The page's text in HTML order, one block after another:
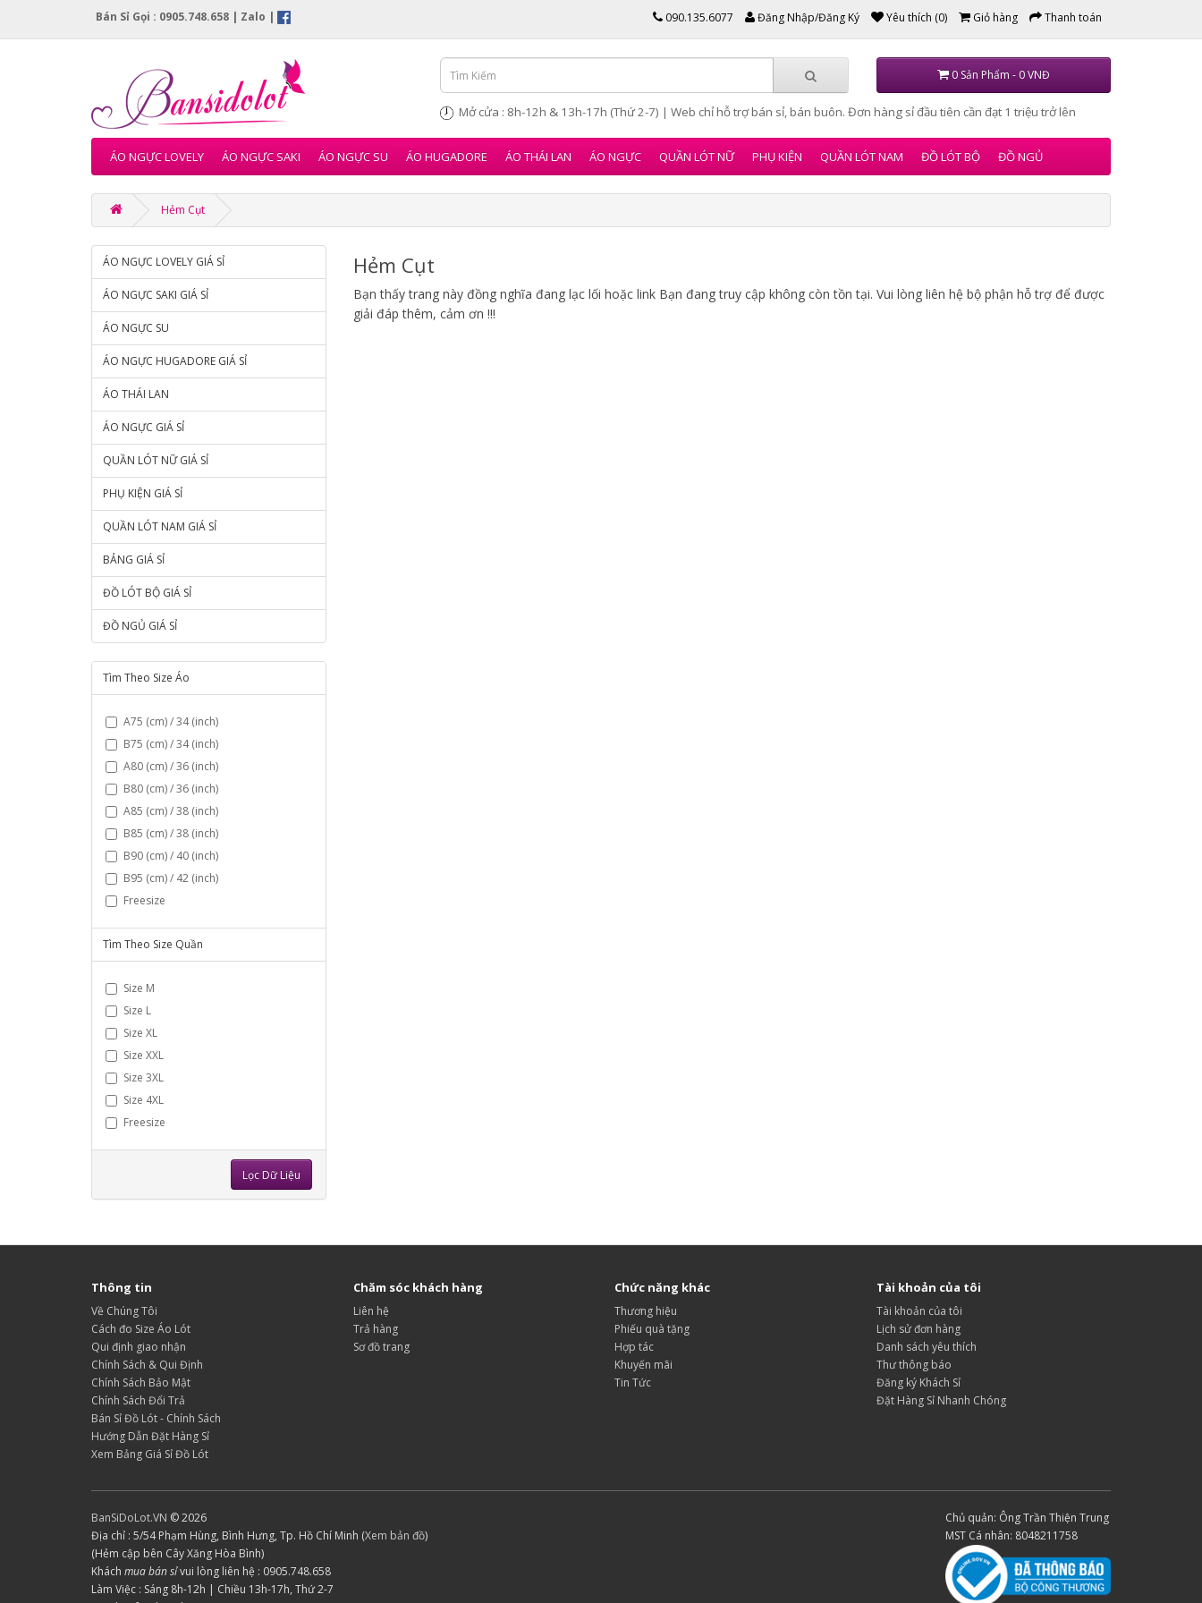
Bán Sỉ Gọi : 0905.748.658 | Zalo | 090.135.6077 Đăng Nhập/Đăng Ký Yêu thích (0) Giỏ hàng Thanh toán
0 Sản Phẩm - 0 VNĐ
Mở cửa : 8h-12h & 13h-17h (Thứ 2-7) | Web chỉ hỗ trợ bán sỉ, bán buôn. Đơn hàng sỉ đầu tiên cần đạt 1 triệu trở lên
ÁO NGỰC LOVELY ÁO NGỰC SAKI ÁO NGỰC SU ÁO HUGADORE ÁO THÁI LAN ÁO NGỰC QUẦN LÓT NỮ PHỤ KIỆN QUẦN LÓT NAM ĐỒ LÓT BỘ ĐỒ NGỦ
Hẻm Cụt
ÁO NGỰC LOVELY GIÁ SỈ
ÁO NGỰC SAKI GIÁ SỈ
ÁO NGỰC SU
ÁO NGỰC HUGADORE GIÁ SỈ
ÁO THÁI LAN
ÁO NGỰC GIÁ SỈ
QUẦN LÓT NỮ GIÁ SỈ
PHỤ KIỆN GIÁ SỈ
QUẦN LÓT NAM GIÁ SỈ
BẢNG GIÁ SỈ
ĐỒ LÓT BỘ GIÁ SỈ
ĐỒ NGỦ GIÁ SỈ
Tìm Theo Size Áo
A75 (cm) / 34 (inch)
B75 (cm) / 34 (inch)
A80 (cm) / 36 (inch)
B80 (cm) / 36 (inch)
A85 (cm) / 38 (inch)
B85 (cm) / 38 (inch)
B90 (cm) / 40 (inch)
B95 (cm) / 42 (inch)
Freesize
Tìm Theo Size Quần
Size M
Size L
Size XL
Size XXL
Size 3XL
Size 4XL
Freesize
Lọc Dữ Liệu
Hẻm Cụt
Bạn thấy trang này đồng nghĩa đang lạc lối hoặc link Bạn đang truy cập không còn tồn tại. Vui lòng liên hệ bộ phận hỗ trợ để được
giải đáp thêm, cảm ơn !!!
Thông tin
Về Chúng Tôi
Cách đo Size Áo Lót
Qui định giao nhận
Chính Sách & Qui Định
Chính Sách Bảo Mật
Chính Sách Đổi Trả
Bán Sỉ Đồ Lót - Chính Sách
Hướng Dẫn Đặt Hàng Sỉ
Xem Bảng Giá Sỉ Đồ Lót
Chăm sóc khách hàng
Liên hệ
Trả hàng
Sơ đồ trang
Chức năng khác
Thương hiệu
Phiếu quà tặng
Hợp tác
Khuyến mãi
Tin Tức
Tài khoản của tôi
Tài khoản của tôi
Lịch sử đơn hàng
Danh sách yêu thích
Thư thông báo
Đăng ký Khách Sỉ
Đặt Hàng Sỉ Nhanh Chóng
BanSiDoLot.VN © 2026
Địa chỉ : 5/54 Phạm Hùng, Bình Hưng, Tp. Hồ Chí Minh (Xem bản đồ)
(Hẻm cập bên Cây Xăng Hòa Bình)
Khách mua bán sỉvui lòng liên hệ : 0905.748.658
Làm Việc : Sáng 8h-12h | Chiều 13h-17h, Thứ 2-7
Chủ quản: Ông Trần Thiện Trung
MST Cá nhân: 8048211758